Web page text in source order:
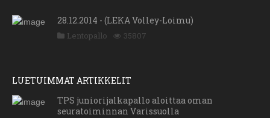
28.12.2014 - (LEKA Volley-Loimu)
Lentopallo 35807
LUETUIMMAT ARTIKKELIT
TPS juniorijalkapallo aloittaa oman
seuratoiminnan Varissuolla